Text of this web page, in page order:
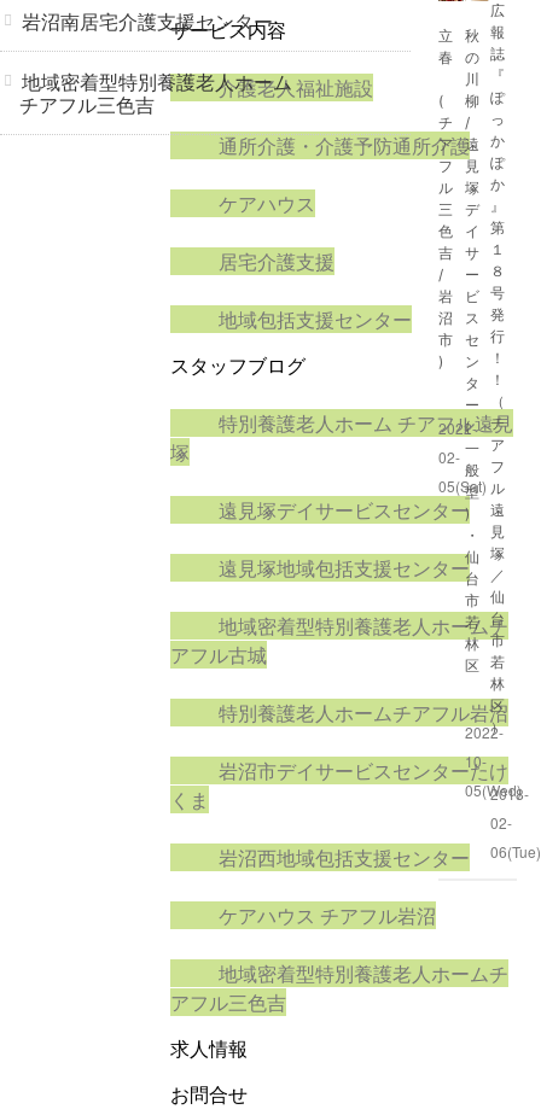
サービス内容
介護老人福祉施設
通所介護・介護予防通所介護
ケアハウス
居宅介護支援
地域包括支援センター
スタッフブログ
特別養護老人ホーム チアフル遠見
塚
遠見塚デイサービスセンター
遠見塚地域包括支援センター
地域密着型特別養護老人ホームチ
アフル古城
特別養護老人ホームチアフル岩沼
岩沼市デイサービスセンターたけ
くま
岩沼西地域包括支援センター
ケアハウス チアフル岩沼
地域密着型特別養護老人ホームチ
アフル三色吉
求人情報
お問合せ
立
春
(
チ
ア
フ
ル
三
色
吉
/
岩
沼
市
)
2022-
02-
05(Sat)
秋
の
川
柳
/
遠
見
塚
デ
イ
サ
ー
ビ
ス
セ
ン
タ
ー
(
一
般
型
)
・
仙
台
市
若
林
区
2022-
10-
05(Wed)
広
報
誌
『
ぽ
っ
か
ぽ
か
』
第
１
８
号
発
行
！
！
（
チ
ア
フ
ル
遠
見
塚
／
仙
台
市
若
林
区
）
2018-
02-
06(Tue)
岩沼南居宅介護支援センター
地域密着型特別養護老人ホーム
チアフル三色吉